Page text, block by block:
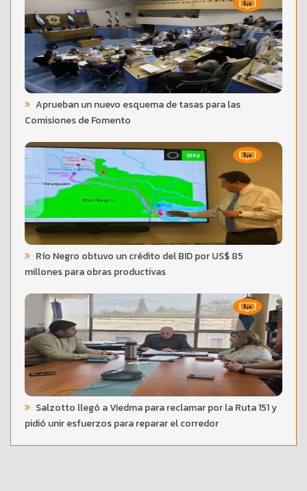
Aprueban un nuevo esquema de tasas para las
Comisiones de Fomento
Río Negro obtuvo un crédito del BID por US$ 85
millones para obras productivas
Salzotto llegó a Viedma para reclamar por la Ruta 151 y
pidió unir esfuerzos para reparar el corredor